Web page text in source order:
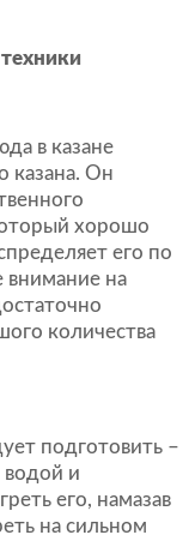
в казане
казана. Он
хорошо
его по
внимание на
количества
подготовить –
и
его, намазав
на сильном